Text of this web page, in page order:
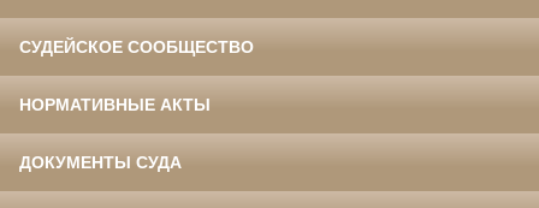
СУДЕЙСКОЕ СООБЩЕСТВО
НОРМАТИВНЫЕ АКТЫ
ДОКУМЕНТЫ СУДА